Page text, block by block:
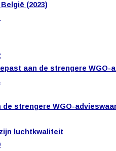
(2023)
aan de strengere WGO-
strengere WGO-
luchtkwaliteit